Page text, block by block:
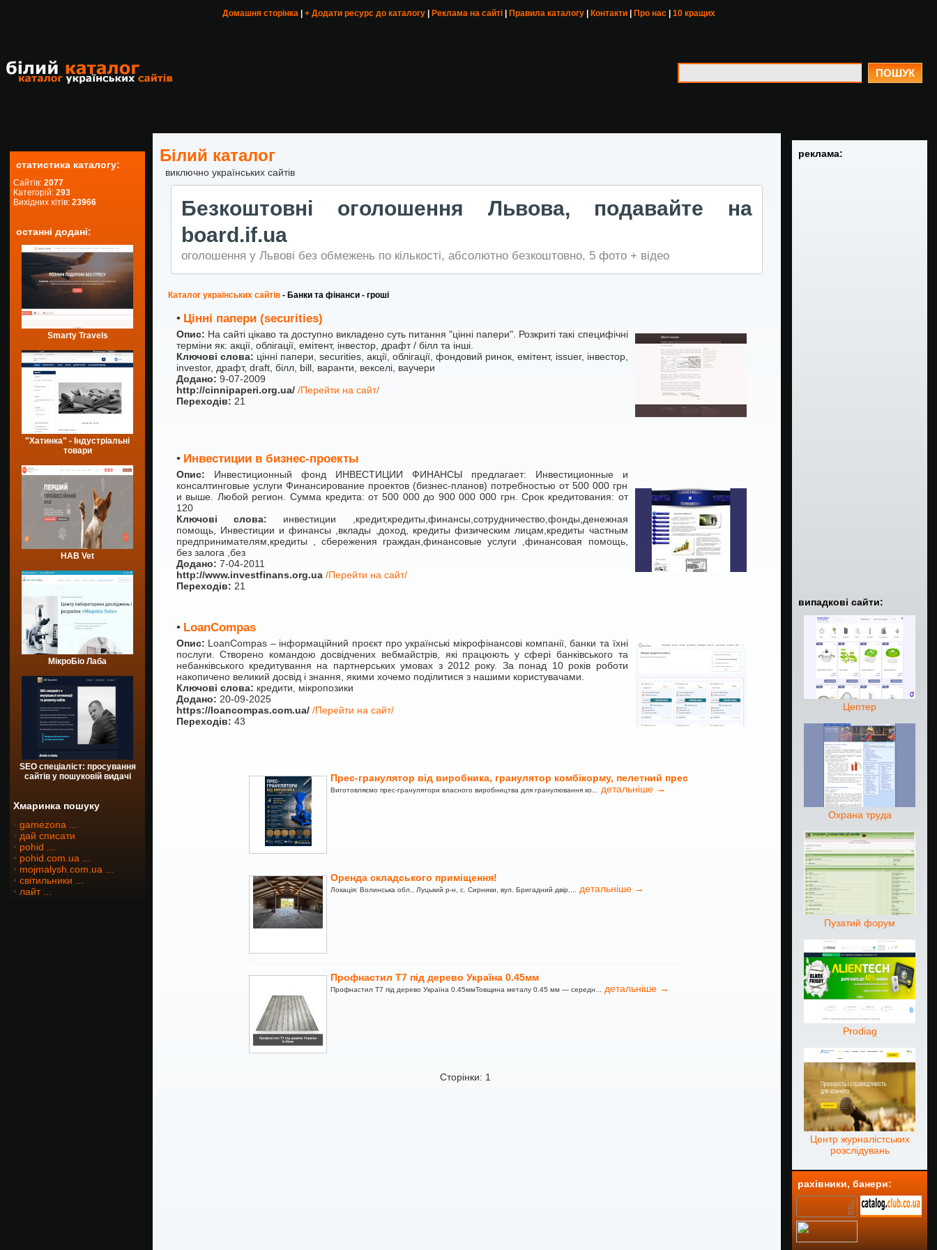
Домашня сторінка| + Додати ресурс до каталогу| Реклама на сайті| Правила каталогу| Контакти| Про нас| 10 кращих
ПОШУК
статистика каталогу:
Сайтів: 2077
Категорій: 293
Вихідних хітів: 23966
останні додані:
Smarty Travels
"Хатинка" - Індустріальні
товари
HAB Vet
МікроБіо Лаба
SEO спеціаліст: просування
сайтів у пошуковій видачі
Хмаринка пошуку
• gamezona ...
• дай списати
• pohid ...
• pohid.com.ua ...
• mojmalysh.com.ua ...
• світильники ...
• лайт ...
Білий каталог
виключно українських сайтів
Безкоштовні оголошення Львова, подавайте на
board.if.ua
оголошення у Львові без обмежень по кількості, абсолютно безкоштовно, 5 фото + відео
Каталог українських сайтів- Банки та фінанси - гроші
• Цінні папери (securities)
Опис: На сайті цікаво та доступно викладено суть питання "цінні папери". Розкриті такі специфічні
терміни як: акції, облігації, емітент, інвестор, драфт / білл та інші.
Ключові слова: цінні папери, securities, акції, облігації, фондовий ринок, емітент, issuer, інвестор,
investor, драфт, draft, білл, bill, варанти, векселі, ваучери
Додано: 9-07-2009
http://cinnipaperi.org.ua/ /Перейти на сайт/
Переходів: 21
• Инвестиции в бизнес-проекты
Опис: Инвестиционный фонд ИНВЕСТИЦИИ ФИНАНСЫ предлагает: Инвестиционные и
консалтинговые услуги Финансирование проектов (бизнес-планов) потребностью от 500 000 грн
и выше. Любой регион. Сумма кредита: от 500 000 до 900 000 000 грн. Срок кредитования: от
120
Ключові слова: инвестиции ,кредит,кредиты,финансы,сотрудничество,фонды,денежная
помощь, Инвестиции и финансы ,вклады ,доход, кредиты физическим лицам,кредиты частным
предпринимателям,кредиты , сбережения граждан,финансовые услуги ,финансовая помощь,
без залога ,без
Додано: 7-04-2011
http://www.investfinans.org.ua /Перейти на сайт/
Переходів: 21
• LoanCompas
Опис: LoanCompas – інформаційний проєкт про українські мікрофінансові компанії, банки та їхні
послуги. Створено командою досвідчених вебмайстрів, які працюють у сфері банківського та
небанківського кредитування на партнерських умовах з 2012 року. За понад 10 років роботи
накопичено великий досвід і знання, якими хочемо поділитися з нашими користувачами.
Ключові слова: кредити, мікропозики
Додано: 20-09-2025
https://loancompas.com.ua/ /Перейти на сайт/
Переходів: 43
Прес-гранулятор від виробника, гранулятор комбікорму, пелетний прес
Виготовляємо прес-гранулятори власного виробництва для гранулювання ко... детальніше →
Оренда складського приміщення!
Локація: Волинська обл., Луцький р-н, с. Сирники, вул. Бригадний двір,... детальніше →
Профнастил Т7 під дерево Україна 0.45мм
Профнастил Т7 під дерево Україна 0.45ммТовщина металу 0.45 мм — середн... детальніше →
Сторінки: 1
реклама:
випадкові сайти:
Цептер
Охрана труда
Пузатий форум
Prodiag
Центр журналістських
розслідувань
рахівники, банери: